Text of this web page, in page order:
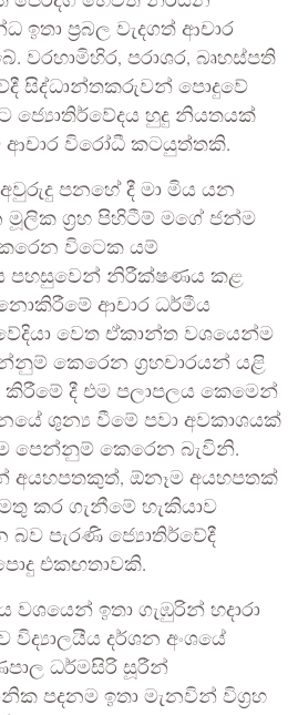
ඉතා ප්‍රබල වැදගත් ආචාර
වරහාමිහිර, පරාශර, බෘහස්පති
සිද්ධාන්තකරුවන් පොදුවේ
ජ්‍යොතිර්වේදය හුදු නියතයක්
ආචාර විරෝධී කටයුත්තකි.
පනහේ දී මා මිය යන
ග්‍රහ පිහිටීම් මගේ ජන්ම
විටෙක යම්
පහසුවෙන් නිරීක්ෂණය කළ
ආචාර ධර්මීය
වෙත ඒකාන්ත වශයෙන්ම
කෙරෙන ග්‍රහචාරයන් යළි
දී එම පලාපලය කෙමෙන්
ශුන්‍ය වීමේ පවා අවකාශයක්
පෙන්නුම් කෙරෙන බැවිනි.
අයහපතකුත්, ඕනෑම අයහපතක්
කර ගැනීමේ හැකියාව
පැරණි ජ්‍යොතිර්වේදී
එකඟතාවකි.
වශයෙන් ඉතා ගැඹුරින් හදාරා
දර්ශන අංශයේ
ධර්මසිරි සූරීන්
පදනම ඉතා මැනවින් විග්‍රහ